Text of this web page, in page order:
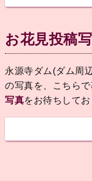
お花見投稿
永源寺ダム(ダム周
の写真を、こちら
写真をお待ちしてお